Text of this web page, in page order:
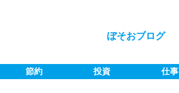
ぼそおブログ
節約 投資 仕事